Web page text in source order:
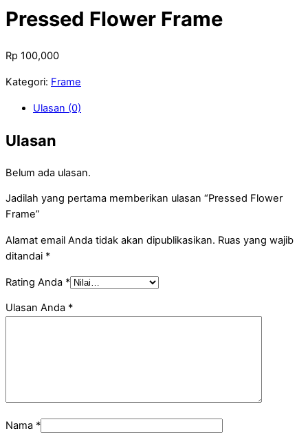
Pressed Flower Frame
Rp 100,000
Kategori: Frame
Ulasan (0)
Ulasan
Belum ada ulasan.
Jadilah yang pertama memberikan ulasan “Pressed Flower
Frame”
Alamat email Anda tidak akan dipublikasikan. Ruas yang wajib
ditandai *
Rating Anda *
Ulasan Anda *
Nama *